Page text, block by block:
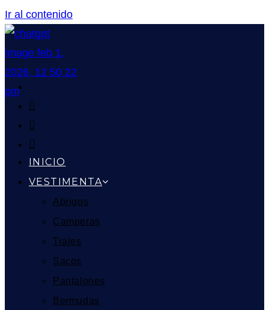
Ir al contenido
INICIO
VESTIMENTA
Abrigos
Camperas
Trajes
Sacos
Pantalones
Bermudas